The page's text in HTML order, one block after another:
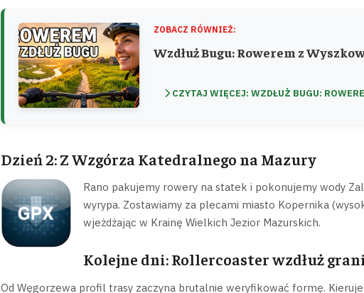
ZOBACZ RÓWNIEŻ:
Wzdłuż Bugu: Rowerem z
CZYTAJ WIĘCEJ: WZDŁUŻ BUGU:
Dzień 2: Z Wzgórza Katedralnego na Mazury
Rano pakujemy rowery na statek i pokonujemy wody
wyrypa. Zostawiamy za plecami miasto Kopernika
wjeżdżając w Krainę Wielkich Jezior Mazurskich.
Kolejne dni: Rollercoaster wzdłuż
Od Węgorzewa profil trasy zaczyna brutalnie weryfikować formę.